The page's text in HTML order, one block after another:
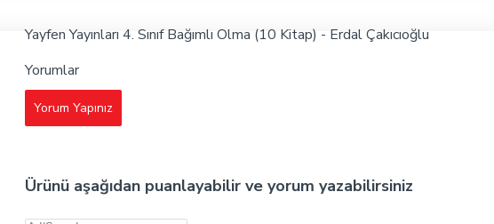
Yayfen Yayınları 4. Sınıf Bağımlı Olma (10 Kitap) - Erdal Çakıcıoğlu
Yorumlar
Yorum Yapınız
Ürünü aşağıdan puanlayabilir ve yorum yazabilirsiniz